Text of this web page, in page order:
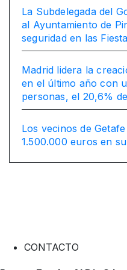
La Subdelegada del
al Ayuntamiento de
seguridad en las
Madrid lidera la
en el último año con
personas, el 20,6%
Los vecinos de
1.500.000 euros en
CONTACTO